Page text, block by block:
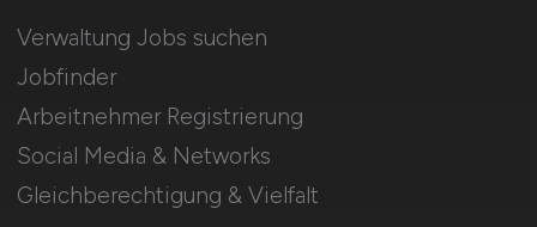
Verwaltung Jobs suchen
Jobfinder
Arbeitnehmer Registrierung
Social Media & Networks
Gleichberechtigung & Vielfalt